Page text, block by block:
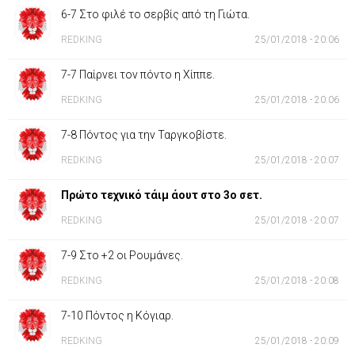
6-7 Στο φιλέ το σερβίς από τη Γιώτα.
REDKING 25/01/2018 - 20:06
7-7 Παίρνει τον πόντο η Χίππε.
REDKING 25/01/2018 - 20:06
7-8 Πόντος για την Ταργκοβίστε.
REDKING 25/01/2018 - 20:07
Πρώτο τεχνικό τάιμ άουτ στο 3ο σετ.
REDKING 25/01/2018 - 20:07
7-9 Στο +2 οι Ρουμάνες.
REDKING 25/01/2018 - 20:08
7-10 Πόντος η Κόγιαρ.
REDKING 25/01/2018 - 20:09